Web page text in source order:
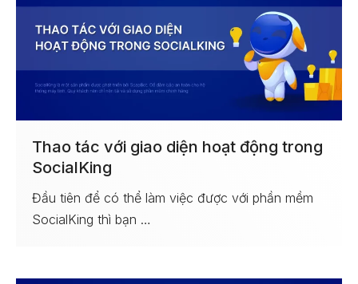
Thao tác với giao diện hoạt động trong
SocialKing
Đầu tiên để có thể làm việc được với phần mềm
SocialKing thì bạn …